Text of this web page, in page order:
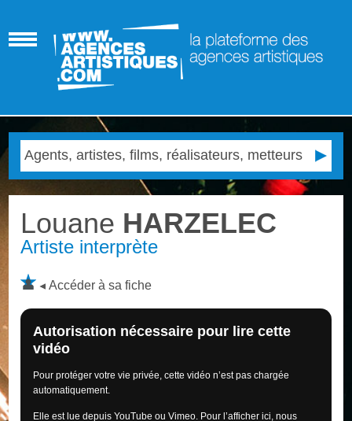
Louane HARZELEC
Artiste interprète
Accéder à sa fiche
Autorisation nécessaire pour lire cette
vidéo
Pour protéger votre vie privée, cette vidéo n’est pas chargée
automatiquement.
Elle est lue depuis YouTube ou Vimeo. Pour l’afficher ici, nous